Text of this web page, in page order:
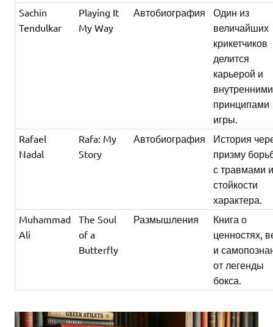
Sachin
Tendulkar
Playing It
My Way
Автобиография
Один из
величайших
крикетчиков
делится
карьерой и
внутренними
принципами
игры.
Rafael
Nadal
Rafa: My
Story
Автобиография
История
призму
с травмами
стойкости
характера.
Muhammad
Ali
The Soul
of a
Butterfly
Размышления
Книга о
ценностях,
и
от легенды
бокса.